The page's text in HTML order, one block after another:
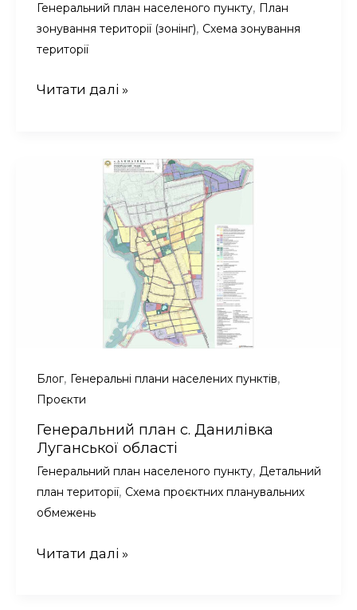
Генеральний план населеного пункту, План
зонування території (зонінг), Схема зонування
території
План
Кіровоградської
Читати далі »
Блог, Генеральні плани населених пунктів,
Проєкти
Генеральний план с. Данилівка
Луганської області
Генеральний план населеного пункту, Детальний
план території, Схема проєктних планувальних
обмежень
Генеральний
Читати далі »